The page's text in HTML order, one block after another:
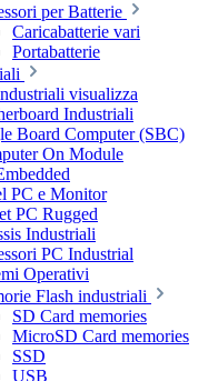
per Batterie
Caricabatterie vari
Portabatterie
visualizza
Industriali
Board Computer (SBC)
On Module
PC e Monitor
PC Rugged
Industriali
PC Industrial
Operativi
Flash industriali
SD Card memories
MicroSD Card memories
SSD
USB